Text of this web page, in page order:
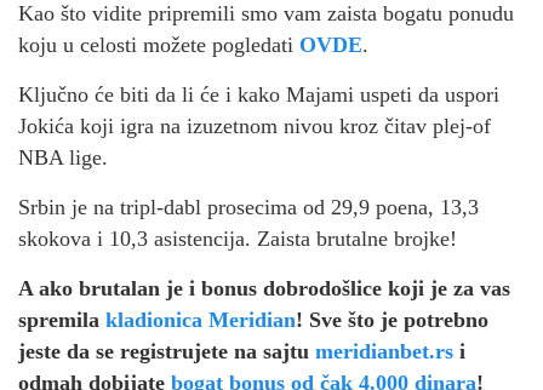
Kao što vidite pripremili smo vam zaista bogatu ponudu
koju u celosti možete pogledati OVDE.
Ključno će biti da li će i kako Majami uspeti da uspori
Jokića koji igra na izuzetnom nivou kroz čitav plej-of
NBA lige.
Srbin je na tripl-dabl prosecima od 29,9 poena, 13,3
skokova i 10,3 asistencija. Zaista brutalne brojke!
A ako brutalan je i bonus dobrodošlice koji je za vas
spremila kladionica Meridian! Sve što je potrebno
jeste da se registrujete na sajtu meridianbet.rs i
odmah dobijate bogat bonus od čak 4.000 dinara!